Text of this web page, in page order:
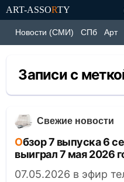
ART-ASSORTY
Новости (СМИ) СПб Арт
Записи с
Свежие новости
Обзор 7 выпуска 6 сезона «Умнее всех»: Кто
выиграл 7 мая 2026
07.05.2026 в эфир